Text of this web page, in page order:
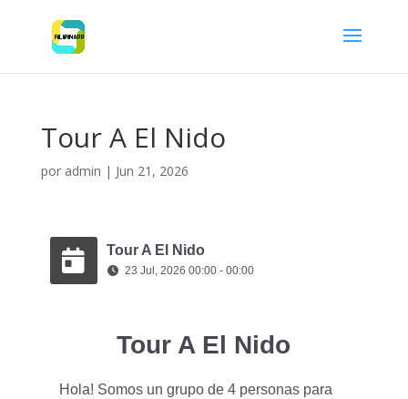
Tour A El Nido
por admin | Jun 21, 2026
Tour A El Nido
23 Jul, 2026 00:00 - 00:00
Tour A El Nido
Hola! Somos un grupo de 4 personas para